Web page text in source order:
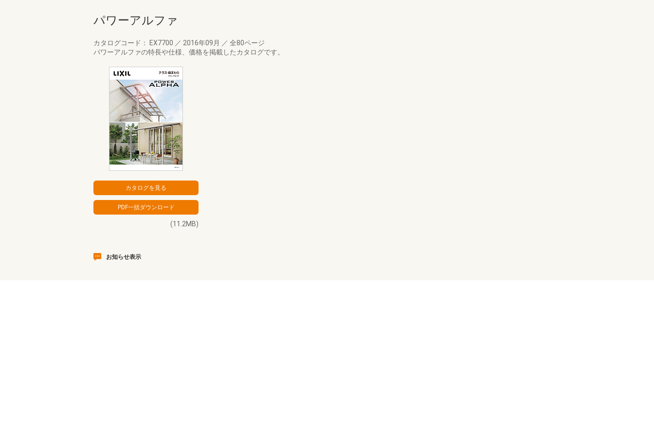
パワーアルファ
カタログコード： EX7700 ／ 2016年09月 ／ 全80ページ
パワーアルファの特長や仕様、価格を掲載したカタログです。
(11.2MB)
お知らせ表示